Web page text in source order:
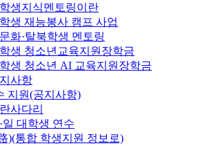
생지식멘토링이란
생 재능봉사 캠프 사업
화·탈북학생 멘토링
생 청소년교육지원장학금
생 청소년 AI 교육지원장학금
사항
지원(공지사항)
사다리
일 대학생 연수
)(통합 학생지원 정보로)